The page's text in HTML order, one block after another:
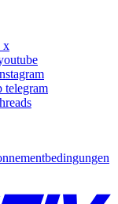
x
telegram